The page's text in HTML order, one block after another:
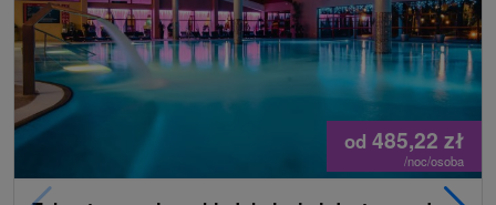
od 485,22 zł
/noc/osoba